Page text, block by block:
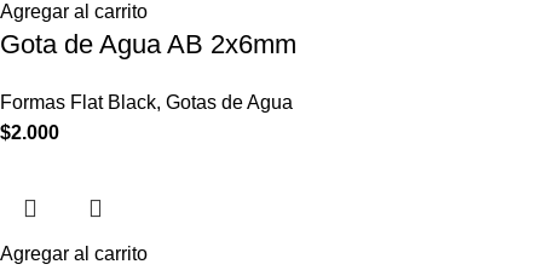
Agregar al carrito
Gota de Agua AB 2x6mm
Formas Flat Black, Gotas de Agua
$2.000
Agregar al carrito